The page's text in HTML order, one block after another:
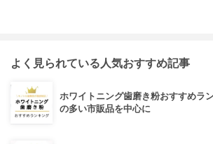
よく見られている人気おすすめ記事
ホワイトニング歯磨き粉おすすめラ
の多い市販品を中心に